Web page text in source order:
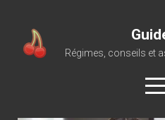
Régimes, conseils et